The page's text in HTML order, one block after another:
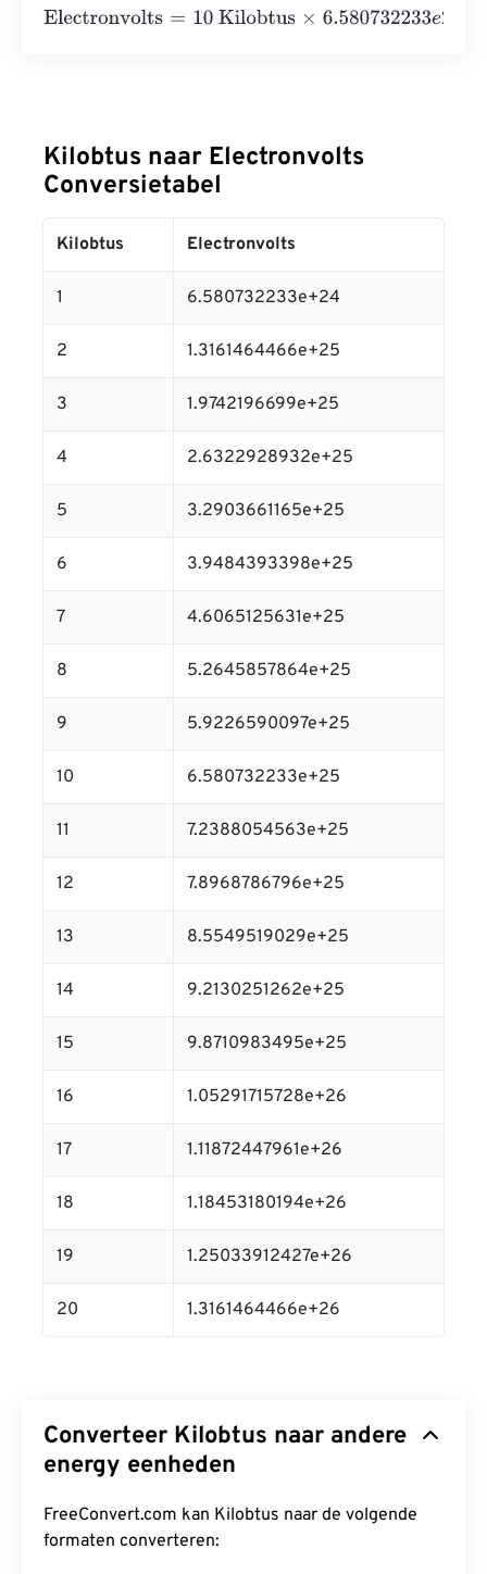
Electronvolts=10 Kilobtus×6.580732233e24=
Kilobtus naar Electronvolts
Conversietabel
Kilobtus Electronvolts
1 6.580732233e+24
2 1.3161464466e+25
3 1.9742196699e+25
4 2.6322928932e+25
5 3.2903661165e+25
6 3.9484393398e+25
7 4.6065125631e+25
8 5.2645857864e+25
9 5.9226590097e+25
10 6.580732233e+25
11 7.2388054563e+25
12 7.8968786796e+25
13 8.5549519029e+25
14 9.2130251262e+25
15 9.8710983495e+25
16 1.05291715728e+26
17 1.11872447961e+26
18 1.18453180194e+26
19 1.25033912427e+26
20 1.3161464466e+26
Converteer Kilobtus naar andere
energy eenheden
FreeConvert.com kan Kilobtus naar de volgende
formaten converteren: